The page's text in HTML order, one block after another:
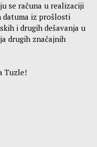
se računa u realizaciji
datuma iz prošlosti
i drugih dešavanja u
drugih značajnih
Tuzle!